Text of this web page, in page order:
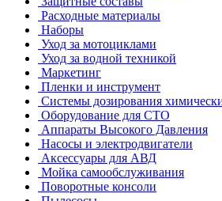
Расходные материалы
Наборы
Уход за мотоциклами
Уход за водной техникой
Маркетинг
Пленки и инструмент
Системы дозирования
Оборудование для СТО
Аппараты Высокого Давления
Насосы и электродвигатели
Аксессуары для АВД
Мойка самообслуживания
Поворотные консоли